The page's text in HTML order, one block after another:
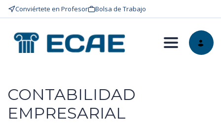
Conviértete en Profesor Bolsa de Trabajo
Toggle
CONTABILIDAD
EMPRESARIAL